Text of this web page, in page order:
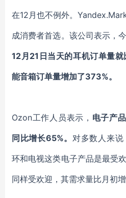
在12月也不例外。
成消费者首选。该公司表示，
12月21日当天的耳机订单量
能音箱订单量增加了373%。
Ozon工作人员表示， 电子产
同比增长65%。对多数人来
环和电视这类电子产品是最受
同样受欢迎，其需求量比月初增